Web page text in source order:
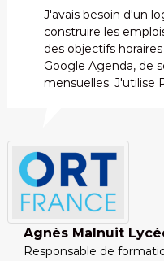
J'avais besoin d'un
construire les
des objectifs
Google Agenda, de
mensuelles. J'utilise
Agnès Malnuit
Responsable de